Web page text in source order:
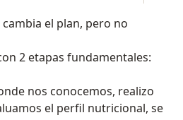
el plan, pero no
2 etapas fundamentales:
nos conocemos, realizo
el perfil nutricional, se